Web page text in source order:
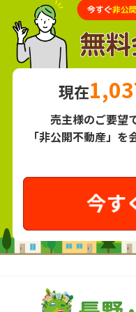
現在
売主様のご要望
「非公開不動産」